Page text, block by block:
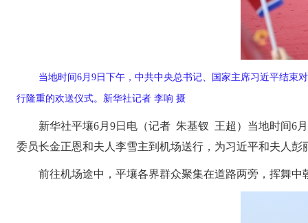
当地时间6月9日下午，中共中央总书记、国家主席习近平结束
行隆重的欢送仪式。新华社记者 李响 摄
新华社平壤6月9日电（记者 朱基钗 王超）当地时间6
委员长金正恩和夫人李雪主到机场送行，为习近平和夫人彭
前往机场途中，平壤各界群众聚集在道路两旁，挥舞